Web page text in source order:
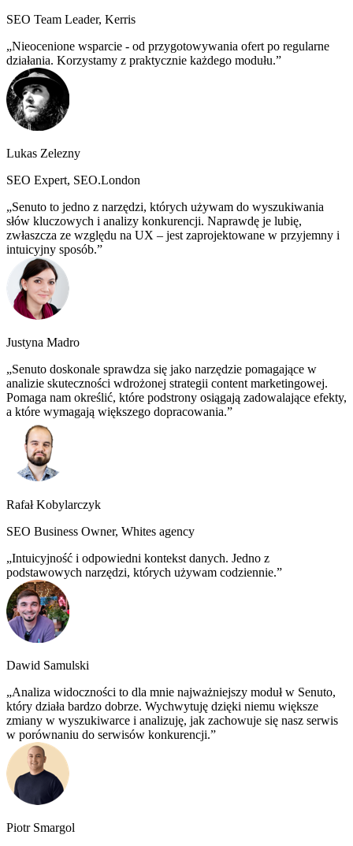
SEO Team Leader, Kerris
Nieocenione wsparcie - od przygotowywania ofert po regularne
działania. Korzystamy z praktycznie każdego modułu.
Lukas Zelezny
SEO Expert, SEO.London
Senuto to jedno z narzędzi, których używam do wyszukiwania
słów kluczowych i analizy konkurencji. Naprawdę je lubię,
zwłaszcza ze względu na UX – jest zaprojektowane w przyjemny i
intuicyjny sposób.
Justyna Madro
Senuto doskonale sprawdza się jako narzędzie pomagające w
analizie skuteczności wdrożonej strategii content marketingowej.
Pomaga nam określić, które podstrony osiągają zadowalające efekty,
a które wymagają większego dopracowania.
Rafał Kobylarczyk
SEO Business Owner, Whites agency
Intuicyjność i odpowiedni kontekst danych. Jedno z
podstawowych narzędzi, których używam codziennie.
Dawid Samulski
Analiza widoczności to dla mnie najważniejszy moduł w Senuto,
który działa bardzo dobrze. Wychwytuję dzięki niemu większe
zmiany w wyszukiwarce i analizuję, jak zachowuje się nasz serwis
w porównaniu do serwisów konkurencji.
Piotr Smargol